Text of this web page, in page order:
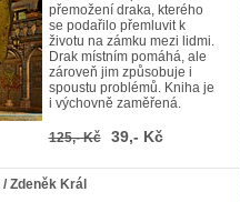
přemožení draka, kterého
se podařilo přemluvit k
životu na zámku mezi lidmi.
Drak místním pomáhá, ale
zároveň jim způsobuje i
spoustu problémů. Kniha je
i výchovně zaměřená.
125,- Kč 39,- Kč
/ Zdeněk Král